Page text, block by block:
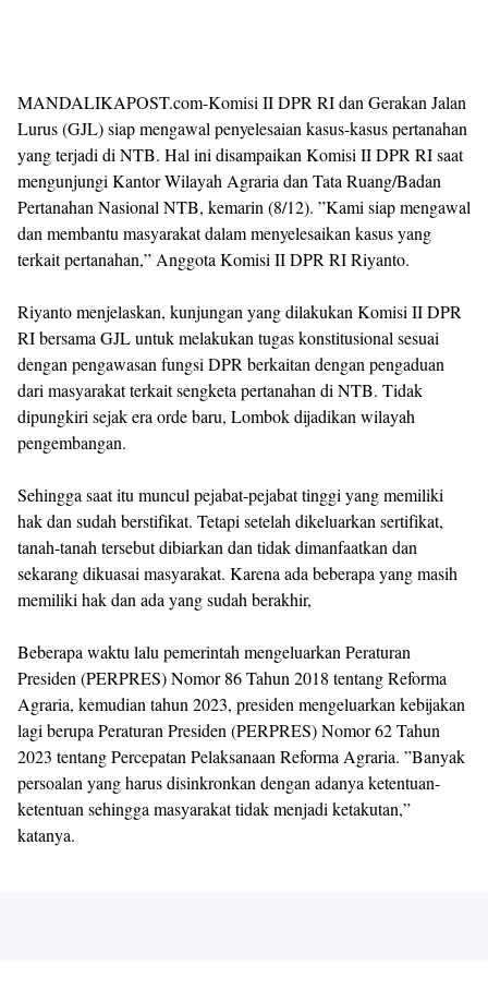
MANDALIKAPOST.com-Komisi II DPR RI dan Gerakan Jalan
Lurus (GJL) siap mengawal penyelesaian kasus-kasus pertanahan
yang terjadi di NTB. Hal ini disampaikan Komisi II DPR RI saat
mengunjungi Kantor Wilayah Agraria dan Tata Ruang/Badan
Pertanahan Nasional NTB, kemarin (8/12). ”Kami siap mengawal
dan membantu masyarakat dalam menyelesaikan kasus yang
terkait pertanahan,” Anggota Komisi II DPR RI Riyanto.
Riyanto menjelaskan, kunjungan yang dilakukan Komisi II DPR
RI bersama GJL untuk melakukan tugas konstitusional sesuai
dengan pengawasan fungsi DPR berkaitan dengan pengaduan
dari masyarakat terkait sengketa pertanahan di NTB. Tidak
dipungkiri sejak era orde baru, Lombok dijadikan wilayah
pengembangan.
Sehingga saat itu muncul pejabat-pejabat tinggi yang memiliki
hak dan sudah berstifikat. Tetapi setelah dikeluarkan sertifikat,
tanah-tanah tersebut dibiarkan dan tidak dimanfaatkan dan
sekarang dikuasai masyarakat. Karena ada beberapa yang masih
memiliki hak dan ada yang sudah berakhir,
Beberapa waktu lalu pemerintah mengeluarkan Peraturan
Presiden (PERPRES) Nomor 86 Tahun 2018 tentang Reforma
Agraria, kemudian tahun 2023, presiden mengeluarkan kebijakan
lagi berupa Peraturan Presiden (PERPRES) Nomor 62 Tahun
2023 tentang Percepatan Pelaksanaan Reforma Agraria. ”Banyak
persoalan yang harus disinkronkan dengan adanya ketentuan-
ketentuan sehingga masyarakat tidak menjadi ketakutan,”
katanya.